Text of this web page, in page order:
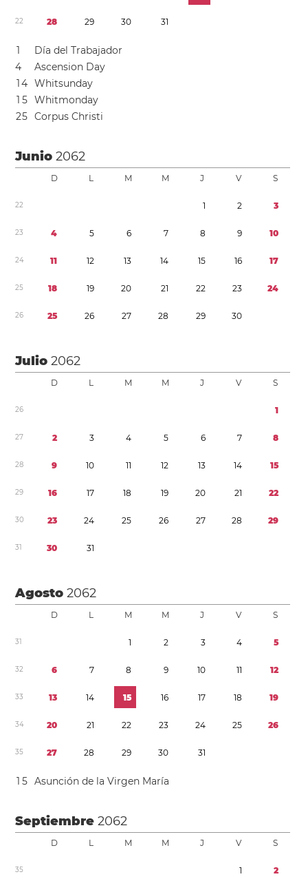
22 28 29 30 31
1
Día del Trabajador
4
Ascension Day
14 Whitsunday
1 5 Whitmonday
25 Corpus Christi
Junio2062
D L M M J V S
22 1 2 3
23 4 5 6 7 8 9 10
24 11 12 13 14 15 16 17
25 18 19 20 21 22 23 24
26 25 26 27 28 29 30
Julio2062
D L M M J V S
26 1
27 2 3 4 5 6 7 8
28 9 10 11 12 13 14 15
29 16 17 18 19 20 21 22
30 23 24 25 26 27 28 29
31 30 31
Agosto2062
D L M M J V S
31 1 2 3 4 5
32 6 7 8 9 10 11 12
33 13 14 15 16 17 18 19
34 20 21 22 23 24 25 26
35 27 28 29 30 31
1 5 Asunción de la Virgen María
Septiembre2062
D L M M J V S
35 1 2